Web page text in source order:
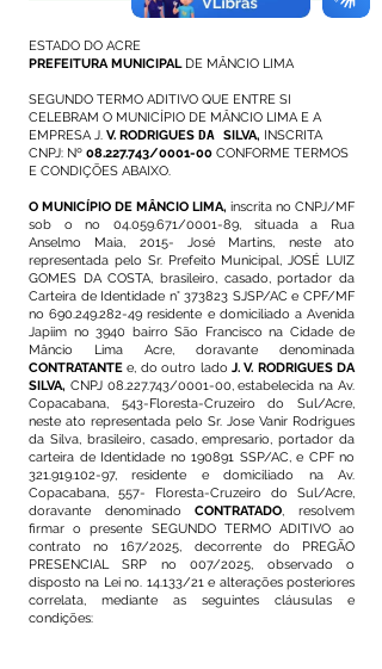
ESTADO DO ACRE
PREFEITURA MUNICIPAL DE MÂNCIO LIMA
SEGUNDO TERMO ADITIVO QUE ENTRE SI
CELEBRAM O MUNICÍPIO DE MÂNCIO LIMA E A
EMPRESA J. V. RODRIGUES DA SILVA, INSCRITA
CNPJ: Nº 08.227.743/0001-00 CONFORME TERMOS
E CONDIÇÕES ABAIXO.
O MUNICÍPIO DE MÂNCIO LIMA, inscrita no CNPJ/MF
sob o no 04.059.671/0001-89, situada a Rua
Anselmo Maia, 2015- José Martins, neste ato
representada pelo Sr. Prefeito Municipal, JOSÉ LUIZ
GOMES DA COSTA, brasileiro, casado, portador da
Carteira de Identidade n° 373823 SJSP/AC e CPF/MF
no690.249.282-49 residente e domiciliado a Avenida
Japiim no 3940 bairro São Francisco na Cidade de
Mâncio Lima Acre, doravante denominada
CONTRATANTEe, do outro lado J. V. RODRIGUES DA
SILVA, CNPJ 08.227.743/0001-00, estabelecida na Av.
Copacabana, 543-Floresta-Cruzeiro do Sul/Acre,
neste ato representada pelo Sr. Jose Vanir Rodrigues
da Silva, brasileiro, casado, empresario, portador da
carteira de Identidade no 190891 SSP/AC, e CPF no
321.919.102-97, residente e domiciliado na Av.
Copacabana, 557- Floresta-Cruzeiro do Sul/Acre,
doravante denominadoCONTRATADO, resolvem
firmar o presente SEGUNDO TERMO ADITIVO ao
contrato no 167/2025, decorrente do PREGÃO
PRESENCIAL SRP no 007/2025, observado o
disposto na Lei no. 14.133/21 e alterações posteriores
correlata, mediante as seguintes cláusulas e
condições: